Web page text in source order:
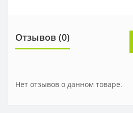
Отзывов (0)
Нет отзывов о данном товаре.